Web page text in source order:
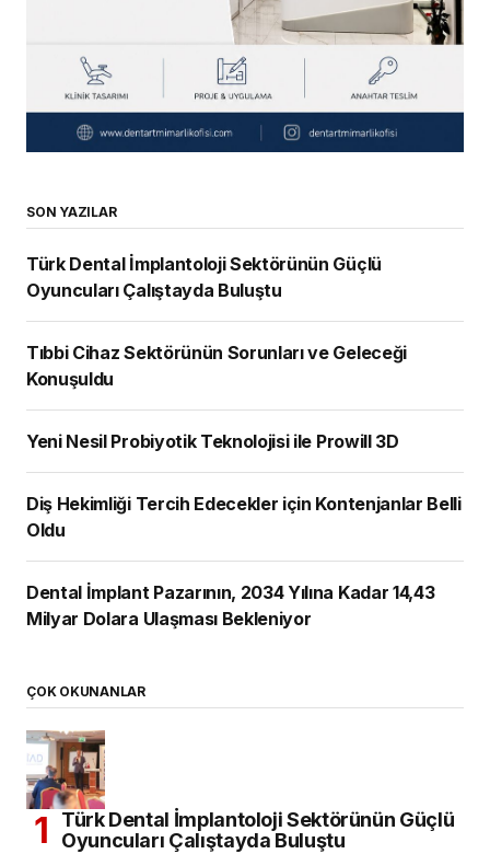
SON YAZILAR
Türk Dental İmplantoloji Sektörünün Güçlü
Oyuncuları Çalıştayda Buluştu
Tıbbi Cihaz Sektörünün Sorunları ve Geleceği
Konuşuldu
Yeni Nesil Probiyotik Teknolojisi ile Prowill 3D
Diş Hekimliği Tercih Edecekler için Kontenjanlar Belli
Oldu
Dental İmplant Pazarının, 2034 Yılına Kadar 14,43
Milyar Dolara Ulaşması Bekleniyor
ÇOK OKUNANLAR
Türk Dental İmplantoloji Sektörünün Güçlü
Oyuncuları Çalıştayda Buluştu